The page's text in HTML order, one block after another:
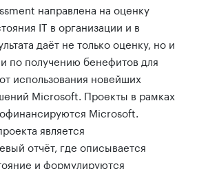
направлена на оценку
IT в организации и в
даёт не только оценку, но и
по получению бенефитов для
использования новейших
Microsoft. Проекты в рамках
Microsoft.
является
отчёт, где описывается
и формулируются